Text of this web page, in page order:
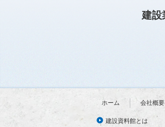
建設
ホーム 会社概要
建設資料館とは